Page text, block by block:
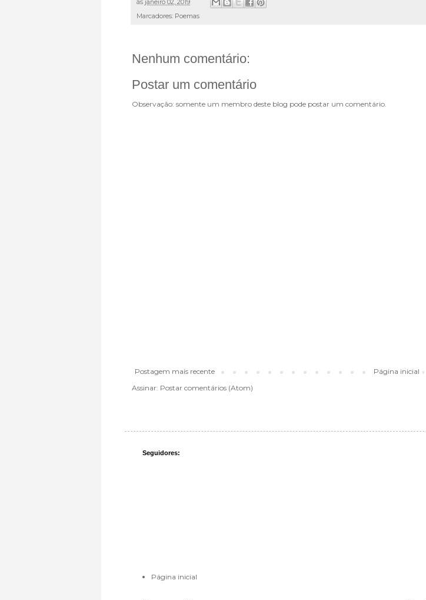
às janeiro 02, 2019
Marcadores: Poemas
Nenhum comentário:
Postar um comentário
Observação: somente um membro deste blog pode postar um comentário.
Postagem mais recente
Página inicial
Assinar: Postar comentários (Atom)
Seguidores:
Página inicial